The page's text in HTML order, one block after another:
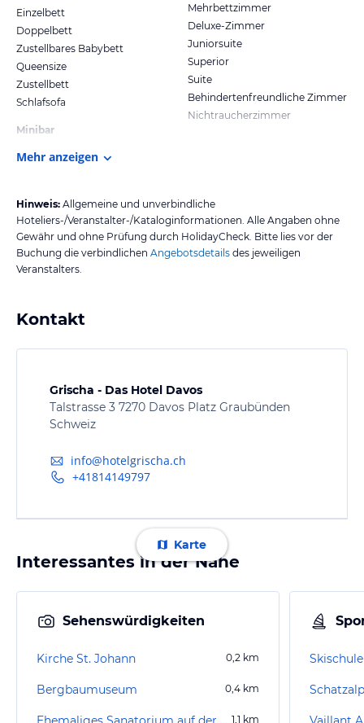
Einzelbett
Doppelbett
Zustellbares Babybett
Queensize
Zustellbett
Schlafsofa
Minibar
Mehrbettzimmer
Deluxe-Zimmer
Juniorsuite
Superior
Suite
Behindertenfreundliche Zimmer
Nichtraucherzimmer
Mehr anzeigen
Hinweis: Allgemeine und unverbindliche
Hoteliers-/Veranstalter-/Kataloginformationen. Alle Angaben ohne
Gewähr und ohne Prüfung durch HolidayCheck. Bitte lies vor der
Buchung die verbindlichen Angebotsdetails des jeweiligen
Veranstalters.
Kontakt
Grischa - Das Hotel Davos
Talstrasse 3 7270 Davos Platz Graubünden
Schweiz
info@hotelgrischa.ch
+41814149797
Karte
Interessantes in der Nähe
Sehenswürdigkeiten
Kirche St. Johann 0,2 km
Bergbaumuseum 0,4 km
1,1 km